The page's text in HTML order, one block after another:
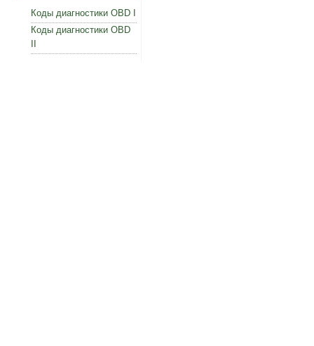
Коды диагностики OBD I
Коды диагностики OBD